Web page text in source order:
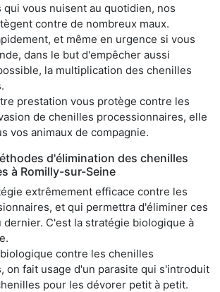
vous nuisent au quotidien, nos
contre de nombreux maux.
et même en urgence si vous
dans le but d'empêcher aussi
la multiplication des chenilles
prestation vous protège contre les
de chenilles processionnaires, elle
vos animaux de compagnie.
d'élimination des chenilles
à Romilly-sur-Seine
extrêmement efficace contre les
et qui permettra d'éliminer ces
dernier. C'est la stratégie biologique à
contre les chenilles
on fait usage d'un parasite qui s'introduit
pour les dévorer petit à petit.